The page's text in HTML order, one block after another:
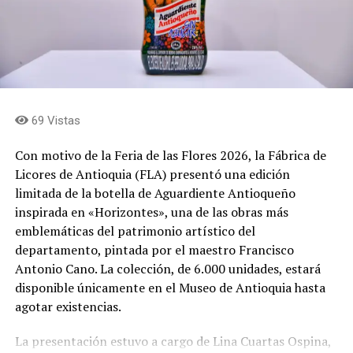
Las fincas que abren sus puertas son: El Reposo, La
Dalia, El Chagualo, La Colina y La Cumbre, donde
encontrarán a los silleteros Jhon Jaime Ramírez, Viviana
Hincapié, Jorge Iván Salazar, Mariana Salazar, Arístides
Ríos, Fredy Ríos, Luis Carlos Ríos, William Ríos, Omar
Yurani Mejía, quienes serán los guías durante el
Durante el recorrido, los visitantes podrán conocer de
cerca el proceso de elaboración de las silletas y las
historias de las familias que mantienen vivo este oficio.
Más de 30 silleteros de Envigado hacen parte de esta
tradición y llevarán sus creaciones al tradicional Desfile
de Silleteros de la Feria de las Flores de Medellín.
Además de la experiencia alrededor de las silletas, las
entre ellas almuerzos, fritos, bebidas y preparaciones
69 Vistas
Con motivo de la Feria de las Flores 2026, la Fábrica de
Licores de Antioquia (FLA) presentó una edición
limitada de la botella de Aguardiente Antioqueño
inspirada en «Horizontes», una de las obras más
emblemáticas del patrimonio artístico del
departamento, pintada por el maestro Francisco
Antonio Cano. La colección, de 6.000 unidades, estará
disponible únicamente en el Museo de Antioquia hasta
agotar existencias.
La presentación estuvo a cargo de Lina Cuartas Ospina,